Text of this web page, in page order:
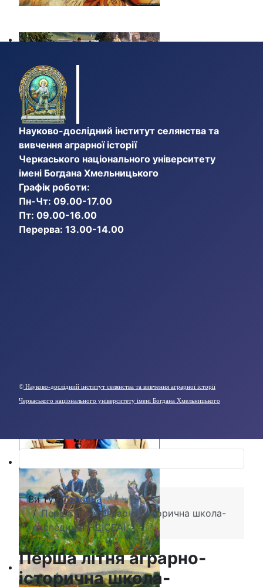
Ви тут:Головна
Перша літня аграрно-історична школа-
експедиція НДІСВАІ
Перша літня аграрно-
історична школа-
Науково-дослідний інститут селянства та
вивчення аграрної історії
Черкаського національного університету
імені Богдана Хмельницького
Графік роботи:
Пн-Чт: 09.00-17.00
Пт: 09.00-16.00
Перерва: 13.00-14.00
© Науково-дослідний інститут селянства та вивчення аграрної історії
Черкаського національного університету імені Богдана Хмельницького